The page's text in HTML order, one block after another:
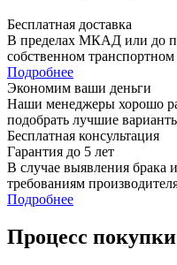
Бесплатная доставка
В пределах МКАД или до
собственном транспортном
Подробнее
Экономим ваши деньги
Наши менеджеры хорошо
подобрать лучшие
Бесплатная консультация
Гарантия до 5 лет
В случае выявления брака
требованиям
Подробнее
Процесс